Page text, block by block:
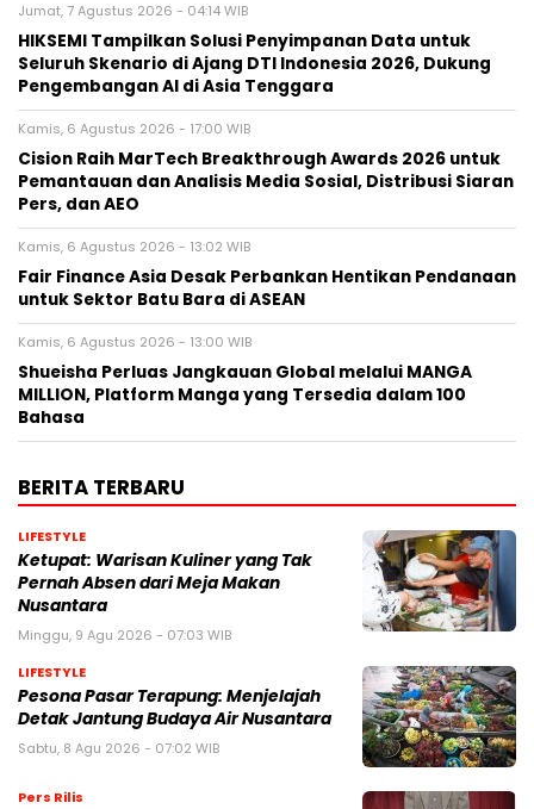
Jumat, 7 Agustus 2026 - 04:14 WIB
HIKSEMI Tampilkan Solusi Penyimpanan Data untuk
Seluruh Skenario di Ajang DTI Indonesia 2026, Dukung
Pengembangan AI di Asia Tenggara
Kamis, 6 Agustus 2026 - 17:00 WIB
Cision Raih MarTech Breakthrough Awards 2026 untuk
Pemantauan dan Analisis Media Sosial, Distribusi Siaran
Pers, dan AEO
Kamis, 6 Agustus 2026 - 13:02 WIB
Fair Finance Asia Desak Perbankan Hentikan Pendanaan
untuk Sektor Batu Bara di ASEAN
Kamis, 6 Agustus 2026 - 13:00 WIB
Shueisha Perluas Jangkauan Global melalui MANGA
MILLION, Platform Manga yang Tersedia dalam 100
Bahasa
BERITA TERBARU
LIFESTYLE
Ketupat: Warisan Kuliner yang Tak
Pernah Absen dari Meja Makan
Nusantara
Minggu, 9 Agu 2026 - 07:03 WIB
LIFESTYLE
Pesona Pasar Terapung: Menjelajah
Detak Jantung Budaya Air Nusantara
Sabtu, 8 Agu 2026 - 07:02 WIB
Pers Rilis